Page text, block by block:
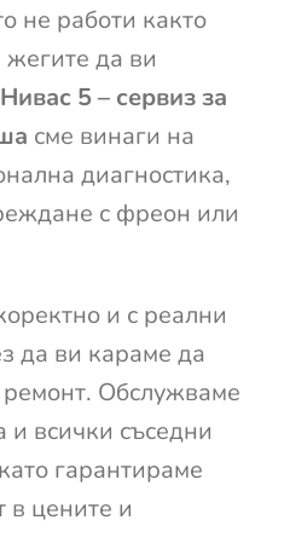
не работи както
жегите да ви
Нивас 5 – сервиз за
сме винаги на
диагностика,
с фреон или
и с реални
да ви караме да
Обслужваме
всички съседни
гарантираме
в цените и